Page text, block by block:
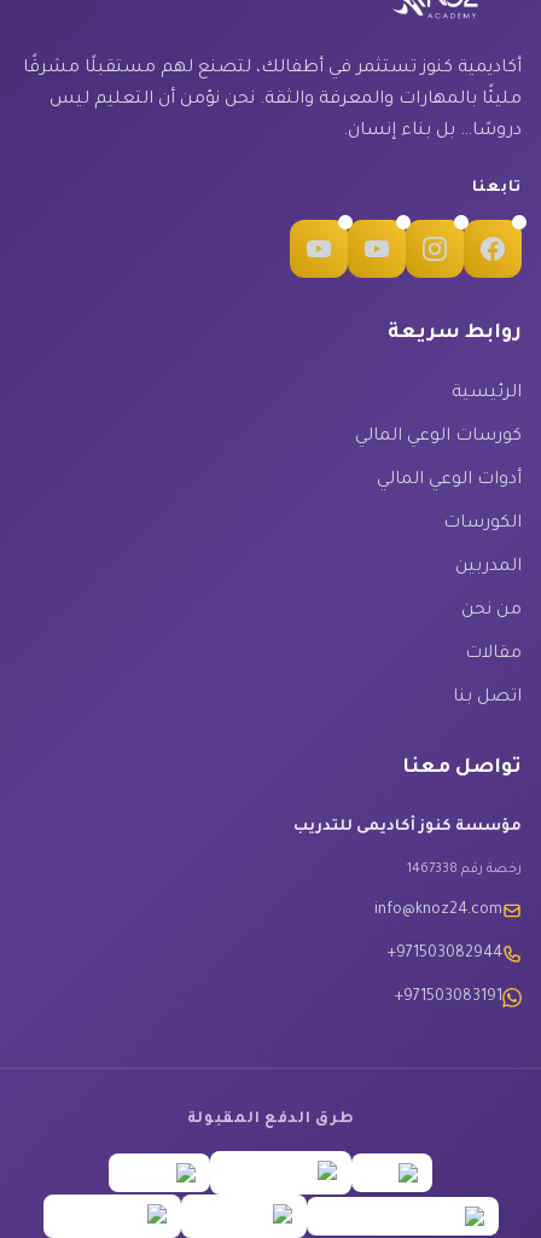
أكاديمية كنوز تستثمر في أطفالك، لتصنع لهم مستقبلًا مشرقًا
مليئًا بالمهارات والمعرفة والثقة. نحن نؤمن أن التعليم ليس
دروسًا… بل بناء إنسان.
تابعنا
روابط سريعة
الرئيسية
كورسات الوعي المالي
أدوات الوعي المالي
الكورسات
المدربين
من نحن
مقالات
اتصل بنا
تواصل معنا
مؤسسة كنوز أكاديمى للتدريب
رخصة رقم 1467338
info@knoz24.com
+971503082944
+971503083191
طرق الدفع المقبولة